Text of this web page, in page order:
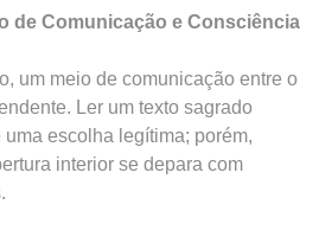
de Comunicação e Consciência
um meio de comunicação entre o
Ler um texto sagrado
escolha legítima; porém,
interior se depara com